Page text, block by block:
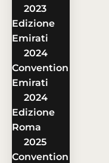
2023
Edizione
Emirati
2024
Convention
Emirati
2024
Edizione
Roma
2025
Convention